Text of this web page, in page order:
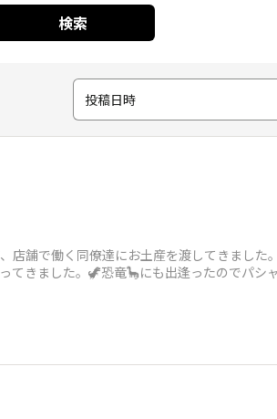
検索
投稿日時
店舗で働く同僚達にお土産を渡してきました
てきました。🦖恐竜🦕にも出逢ったのでパシ